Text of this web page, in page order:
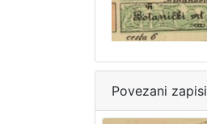
Povezani zapisi